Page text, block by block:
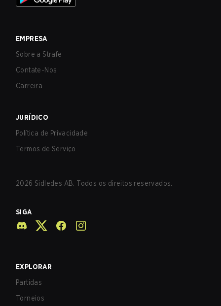
EMPRESA
Sobre a Strafe
Contate-Nos
Carreira
JURÍDICO
Política de Privacidade
Termos de Serviço
2026 Sidledes AB. Todos os direitos reservados.
SIGA
EXPLORAR
Partidas
Torneios